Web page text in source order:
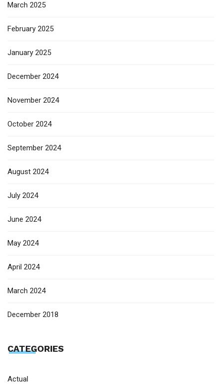
March 2025
February 2025
January 2025
December 2024
November 2024
October 2024
September 2024
August 2024
July 2024
June 2024
May 2024
April 2024
March 2024
December 2018
CATEGORIES
Actual